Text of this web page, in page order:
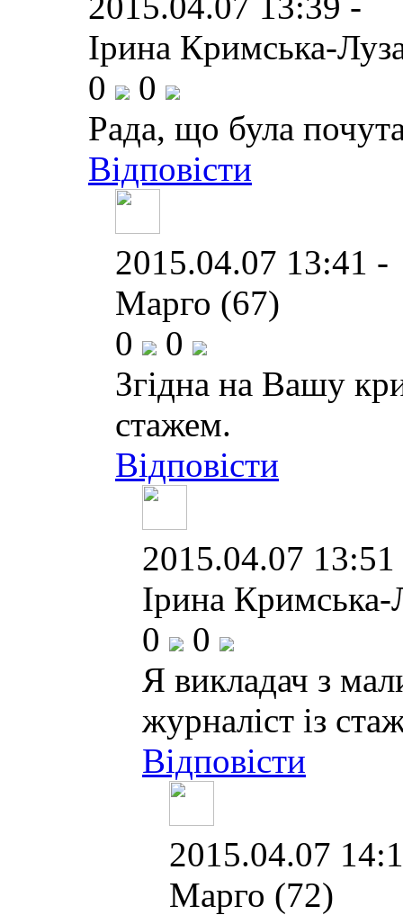
Ірина Кримська-
0
0
Рада, що була
Відповісти
2015.04.07 13:41 -
Марго (67)
0
0
Згідна на Вашу
стажем.
Відповісти
2015.04.07
Ірина
0
0
Я викладач з
журналіст із
Відповісти
2015.04.07
Марго (72)